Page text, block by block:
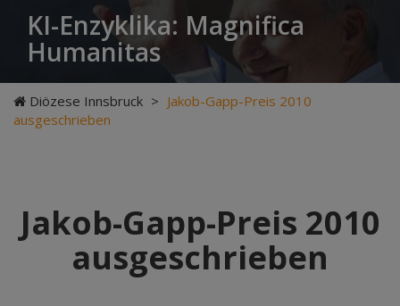
KI-Enzyklika: Magnifica
Humanitas
Diözese Innsbruck > Jakob-Gapp-Preis 2010
ausgeschrieben
Jakob-Gapp-Preis 2010
ausgeschrieben